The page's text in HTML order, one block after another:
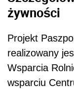
żywności
Projekt
realizowany
Wsparcia
wsparciu